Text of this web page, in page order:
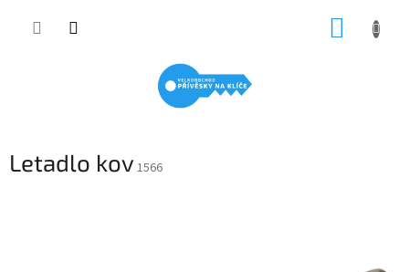
Letadlo kov 1566